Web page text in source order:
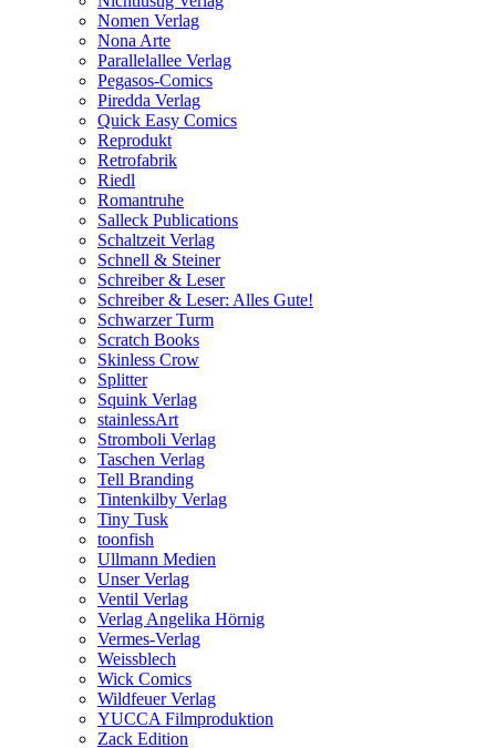
Nomen Verlag
Nona Arte
Parallelallee Verlag
Pegasos-Comics
Piredda Verlag
Quick Easy Comics
Reprodukt
Retrofabrik
Riedl
Romantruhe
Salleck Publications
Schaltzeit Verlag
Schnell & Steiner
Schreiber & Leser
Schreiber & Leser: Alles Gute!
Schwarzer Turm
Scratch Books
Skinless Crow
Splitter
Squink Verlag
stainlessArt
Stromboli Verlag
Taschen Verlag
Tell Branding
Tintenkilby Verlag
Tiny Tusk
toonfish
Ullmann Medien
Unser Verlag
Ventil Verlag
Verlag Angelika Hörnig
Vermes-Verlag
Weissblech
Wick Comics
Wildfeuer Verlag
YUCCA Filmproduktion
Zack Edition